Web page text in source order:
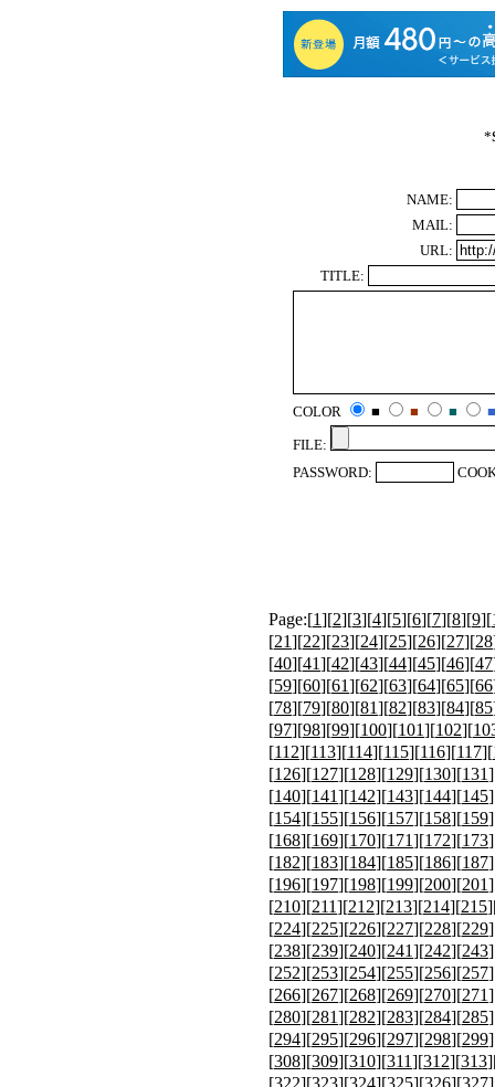
*
NAME:
MAIL:
URL:
TITLE:
COLOR ■ ■ ■
■
FILE:
PASSWORD:
Page:[1][2][3][4][5][6][7][8][9][
[21][22][23][24][25][26][27][28
[40][41][42][43][44][45][46][47
[59][60][61][62][63][64][65][66
[78][79][80][81][82][83][84][85
[97][98][99][100][101][102][
[112][113][114][115][116][117][
[126][127][128][129][130][131
[140][141][142][143][144][145
[154][155][156][157][158][159
[168][169][170][171][172][173
[182][183][184][185][186][187
[196][197][198][199][200][201
[210][211][212][213][214][215
[224][225][226][227][228][229
[238][239][240][241][242][243
[252][253][254][255][256][257
[266][267][268][269][270][271
[280][281][282][283][284][285
[294][295][296][297][298][299
[308][309][310][311][312][313
[322][323][324][325][326][327